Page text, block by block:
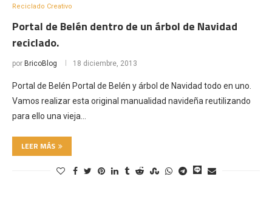
Reciclado Creativo
Portal de Belén dentro de un árbol de Navidad
reciclado.
por BricoBlog 18 diciembre, 2013
Portal de Belén Portal de Belén y árbol de Navidad todo en uno.
Vamos realizar esta original manualidad navideña reutilizando
para ello una vieja…
LEER MÁS